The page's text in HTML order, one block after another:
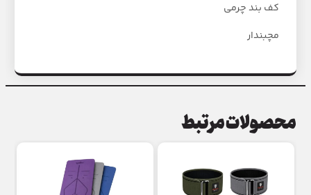
کف بند چرمی
مچبندار
محصولات مرتبط